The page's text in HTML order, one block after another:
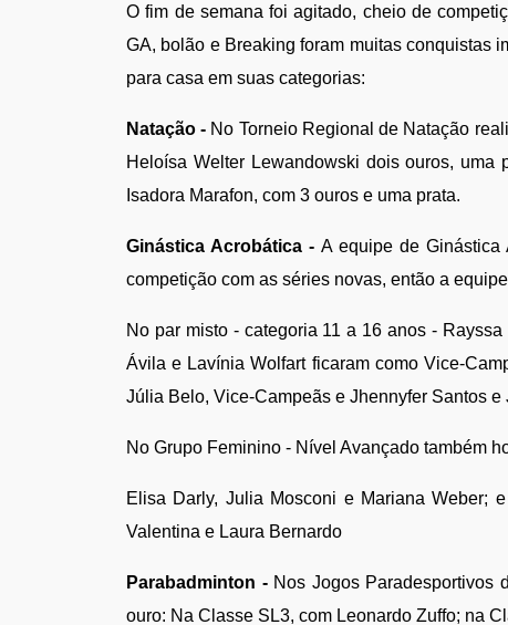
O fim de semana foi agitado, cheio de
GA, bolão e Breaking foram muitas conquistas
para casa em suas categorias:
Natação - No Torneio Regional de Natação
Heloísa Welter Lewandowski dois ouros,
Isadora Marafon, com 3 ouros e uma prata.
Ginástica Acrobática - A equipe de
competição com as séries novas, então a
No par misto - categoria 11 a 16 anos -
Ávila e Lavínia Wolfart ficaram como Vice-
Júlia Belo, Vice-Campeãs e Jhennyfer Santos e
No Grupo Feminino - Nível Avançado também
Elisa Darly, Julia Mosconi e Mariana Weber;
Valentina e Laura Bernardo
Parabadminton - Nos Jogos Paradesportivos
ouro: Na Classe SL3, com Leonardo Zuffo; na